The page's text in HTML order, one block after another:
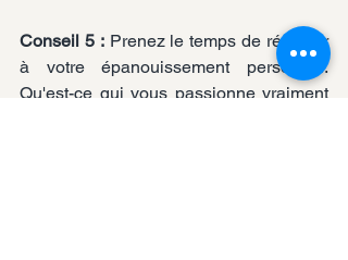
Conseil 5 : Prenez le temps de réfléchir
à votre épanouissement personnel.
Qu'est-ce qui vous passionne vraiment